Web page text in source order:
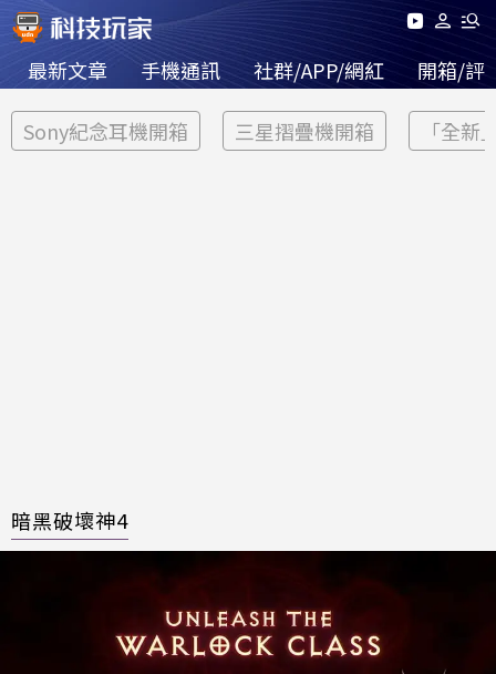
最新文章 手機通訊 社群/APP/網紅 開箱/評
Sony紀念耳機開箱 三星摺疊機開箱 「全新
暗黑破壞神4